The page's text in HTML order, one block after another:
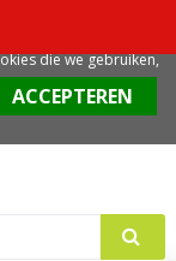
adviseren we deze
die we gebruiken,